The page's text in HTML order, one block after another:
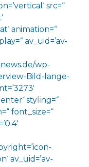
src=“
animation=“
av_uid=’av-
wp-
Bild-lange-
styling=“
font_size=“
av_uid=’av-